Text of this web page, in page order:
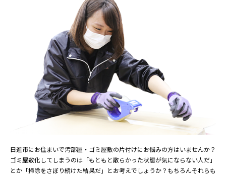
日進市にお住まいで汚部屋・ゴミ屋敷の片付けにお悩みの方はいませんか？
ゴミ屋敷化してしまうのは「もともと散らかった状態が気にならない人だ」
とか「掃除をさぼり続けた結果だ」とお考えでしょうか？もちろんそれらも